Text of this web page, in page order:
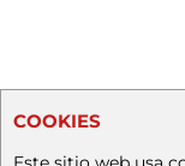
COOKIES